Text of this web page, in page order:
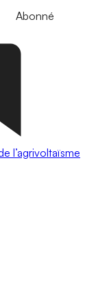
Abonné
l’agrivoltaïsme